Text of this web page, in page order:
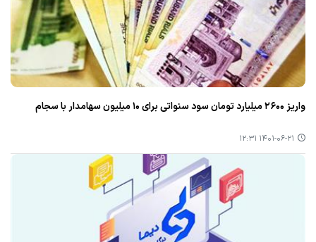
واریز ۲۶۰۰ میلیارد تومان سود سنواتی برای ۱۰ میلیون سهامدار با سجام
۱۴۰۱-۰۶-۲۱ ۱۲:۳۱